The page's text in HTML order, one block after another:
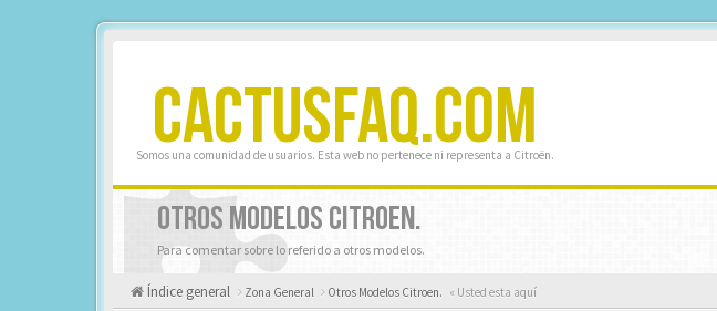
CACTUSFAQ.COM
Somos una comunidad de usuarios. Esta web no pertenece ni representa a Citroën.
OTROS MODELOS CITROEN.
Para comentar sobre lo referido a otros modelos.
Índice general Zona General Otros Modelos Citroen. « Usted esta aquí